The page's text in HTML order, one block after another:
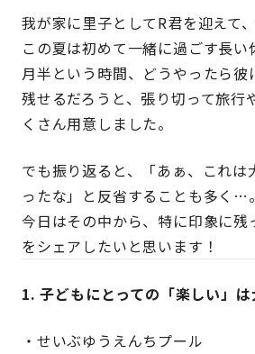
我が家に里子としてR君を迎えて
この夏は初めて一緒に過ごす長い
月半という時間、どうやったら彼
残せるだろうと、張り切って旅行
くさん用意しました。
でも振り返ると、「あぁ、これは
ったな」と反省することも多く …。
今日はその中から、特に印象に残
をシェアしたいと思います！
1.子どもにとっての「楽しい」は
・せいぶゆうえんちプール